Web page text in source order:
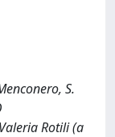
S.
Rotili (a